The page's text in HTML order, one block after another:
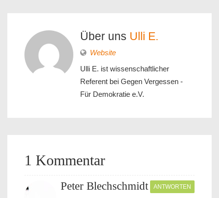
Über uns Ulli E.
Website
Ulli E. ist wissenschaftlicher
Referent bei Gegen Vergessen -
Für Demokratie e.V.
1 Kommentar
Peter Blechschmidt ANTWORTEN